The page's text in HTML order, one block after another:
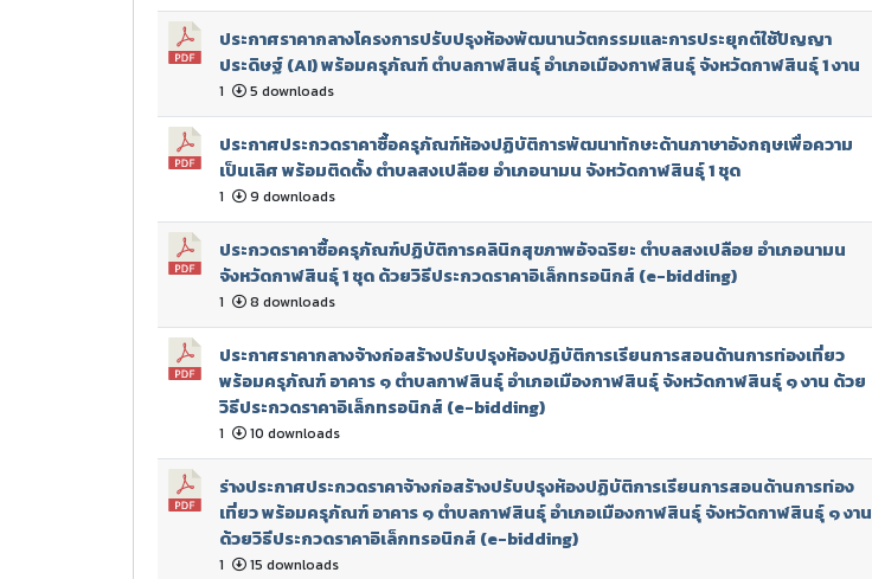
ประกาศราคากลางโครงการปรับปรุงห้องพัฒนานวัตกรรมและการประยุกต์ใช้ปัญญา
ประดิษฐ์ (AI) พร้อมครุภัณฑ์ ตำบลกาฬสินธุ์ อำเภอเมืองกาฬสินธุ์ จังหวัดกาฬสินธุ์ 1 งาน
1 5 downloads
ประกาศประกวดราคาซื้อครุภัณฑ์ห้องปฏิบัติการพัฒนาทักษะด้านภาษาอังกฤษเพื่อความ
เป็นเลิศ พร้อมติดตั้ง ตำบลสงเปลือย อำเภอนามน จังหวัดกาฬสินธุ์ 1 ชุด
1 9 downloads
ประกวดราคาซื้อครุภัณฑ์ปฏิบัติการคลินิกสุขภาพอัจฉริยะ ตำบลสงเปลือย อำเภอนามน
จังหวัดกาฬสินธุ์ 1 ชุด ด้วยวิธีประกวดราคาอิเล็กทรอนิกส์ (e-bidding)
1 8 downloads
ประกาศราคากลางจ้างก่อสร้างปรับปรุงห้องปฏิบัติการเรียนการสอนด้านการท่องเที่ยว
พร้อมครุภัณฑ์ อาคาร ๑ ตำบลกาฬสินธุ์ อำเภอเมืองกาฬสินธุ์ จังหวัดกาฬสินธุ์ ๑ งาน ด้วย
วิธีประกวดราคาอิเล็กทรอนิกส์ (e-bidding)
1 10 downloads
ร่างประกาศประกวดราคาจ้างก่อสร้างปรับปรุงห้องปฏิบัติการเรียนการสอนด้านการท่อง
เที่ยว พร้อมครุภัณฑ์ อาคาร ๑ ตำบลกาฬสินธุ์ อำเภอเมืองกาฬสินธุ์ จังหวัดกาฬสินธุ์ ๑ งาน
ด้วยวิธีประกวดราคาอิเล็กทรอนิกส์ (e-bidding)
1 15 downloads